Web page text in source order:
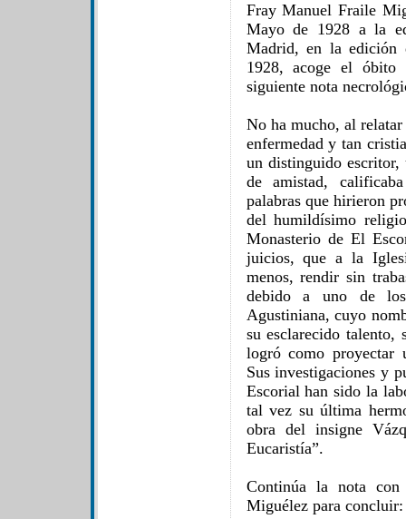
Fray Manuel Fraile
Mayo de 1928 a la
Madrid, en la edición
1928, acoge el
siguiente nota
No ha mucho, al
enfermedad y tan
un distinguido
de amistad,
palabras que hirieron
del humildísimo
Monasterio de El
juicios, que a la
menos, rendir sin
debido a uno de
Agustiniana, cuyo
su esclarecido talento,
logró como proyectar
Sus investigaciones y
Escorial han sido la
tal vez su última
obra del insigne
Eucaristía”.
Continúa la nota
Miguélez para concluir: